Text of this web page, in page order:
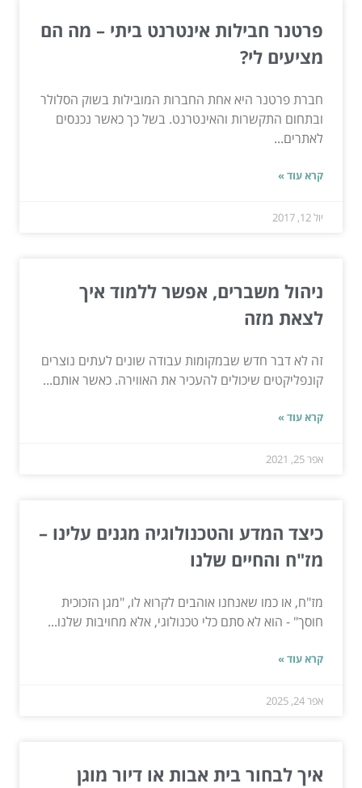
פרטנר חבילות אינטרנט ביתי – מה הם
מציעים לי?
חברת פרטנר היא אחת החברות המובילות בשוק הסלולר
ובתחום התקשרות והאינטרנט. בשל כך כאשר נכנסים
לאתרים...
קרא עוד »
יול 12, 2017
ניהול משברים, אפשר ללמוד איך
לצאת מזה
זה לא דבר חדש שבמקומות עבודה שונים לעתים נוצרים
קונפליקטים שיכולים להעכיר את האווירה. כאשר אותם...
קרא עוד »
אפר 25, 2021
כיצד המדע והטכנולוגיה מגנים עלינו –
מז"ח והחיים שלנו
מז"ח, או כמו שאנחנו אוהבים לקרוא לו, "מגן הזכוכית
חוסך" - הוא לא סתם כלי טכנולוגי, אלא מחויבות שלנו...
קרא עוד »
אפר 24, 2025
איך לבחור בית אבות או דיור מוגן